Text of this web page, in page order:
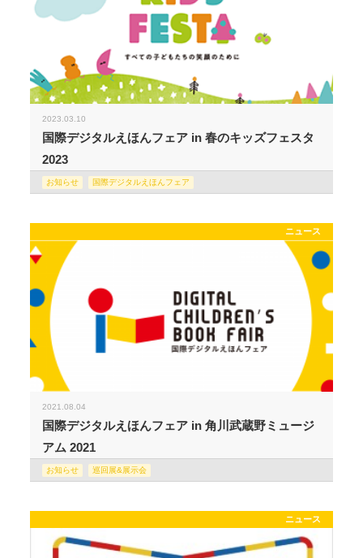
2023.03.10
国際デジタルえほんフェア in 春のキッズフェスタ
2023
お知らせ 国際デジタルえほんフェア
ニュース
2021.08.04
国際デジタルえほんフェア in 角川武蔵野ミュージ
アム 2021
お知らせ 巡回展&展示会
ニュース